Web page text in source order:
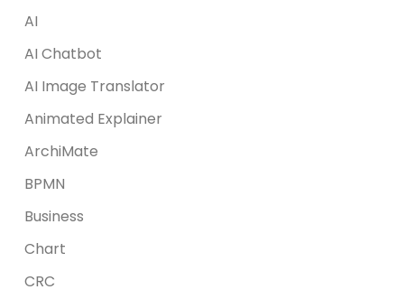
AI
AI Chatbot
AI Image Translator
Animated Explainer
ArchiMate
BPMN
Business
Chart
CRC